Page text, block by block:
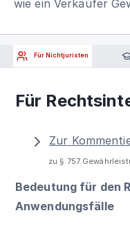
wie ein Verkäufer
Für Nichtjuristen
Für
Zur
zu § 757
Bedeutung für den
Anwendungsfälle